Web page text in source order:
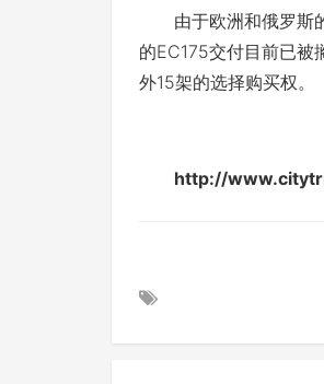
由于欧洲和俄罗斯的
的EC175交付目前已被
外15架的选择购买权。
http://